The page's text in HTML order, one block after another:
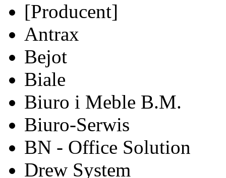
[Producent]
Antrax
Bejot
Biale
Biuro i Meble B.M.
Biuro-Serwis
BN - Office Solution
Drew System